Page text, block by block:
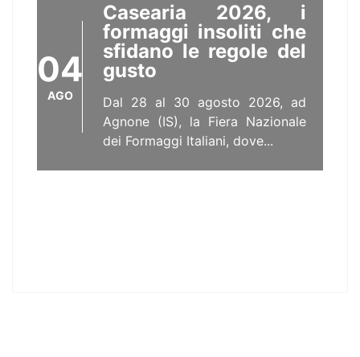
04
AGO
Casearia 2026, i
formaggi insoliti che
sfidano le regole del
gusto
Dal 28 al 30 agosto 2026, ad
Agnone (IS), la Fiera Nazionale
dei Formaggi Italiani, dove...